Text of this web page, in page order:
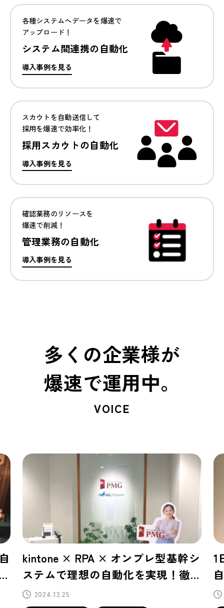
各種システムへデータを爆速で
アップロード！
システム間連携の自動化
導入事例を見る
スカウトを自動送信して
採用を爆速で効率化！
採用スカウトの自動化
導入事例を見る
確認業務のリソースを
爆速で削減！
管理業務の自動化
導入事例を見る
多くの企業様が
爆速で運用中。
VOICE
1日100件の予約データ処理を丸ごと
自動化！Salesforceとの親和性の高
さが導入の鍵に
2024.12.18